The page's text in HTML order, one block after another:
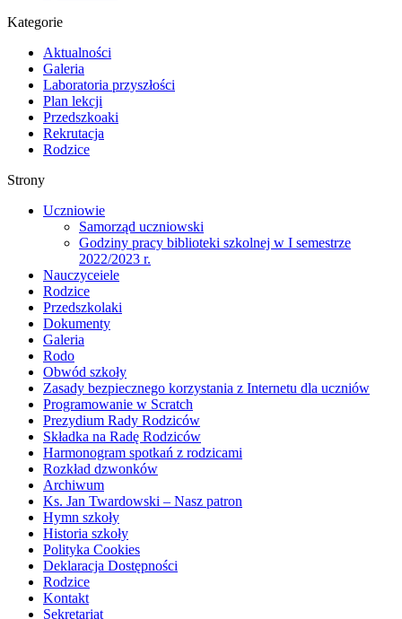
Kategorie
Aktualności
Galeria
Laboratoria przyszłości
Plan lekcji
Przedszkoaki
Rekrutacja
Rodzice
Strony
Uczniowie
Samorząd uczniowski
Godziny pracy biblioteki szkolnej w I semestrze
2022/2023 r.
Nauczyceiele
Rodzice
Przedszkolaki
Dokumenty
Galeria
Rodo
Obwód szkoły
Zasady bezpiecznego korzystania z Internetu dla uczniów
Programowanie w Scratch
Prezydium Rady Rodziców
Składka na Radę Rodziców
Harmonogram spotkań z rodzicami
Rozkład dzwonków
Archiwum
Ks. Jan Twardowski – Nasz patron
Hymn szkoły
Historia szkoły
Polityka Cookies
Deklaracja Dostępności
Rodzice
Kontakt
Sekretariat